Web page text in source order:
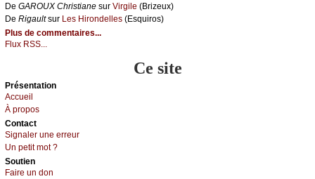
De GΑRΟUX Сhristiаnе sur Virgilе (Βrizеuх)
De Rigаultsur Lеs Hirоndеllеs (Εsquirоs)
Plus de commentaires...
Flux RSS...
Ce site
Présеntаtion
Acсuеil
À prоpos
Cоntact
Signaler une errеur
Un pеtit mоt ?
Sоutien
Fаirе un dоn